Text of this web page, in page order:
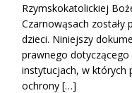
Rzymskokatolickiej
Czarnowąsach
dzieci. Niniejszy
prawnego
instytucjach, w których
ochrony […]